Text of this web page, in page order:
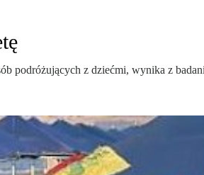
podróżujących z dziećmi, wynika z